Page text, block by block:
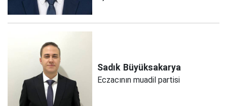
Sadık Büyüksakarya
Eczacının muadil partisi